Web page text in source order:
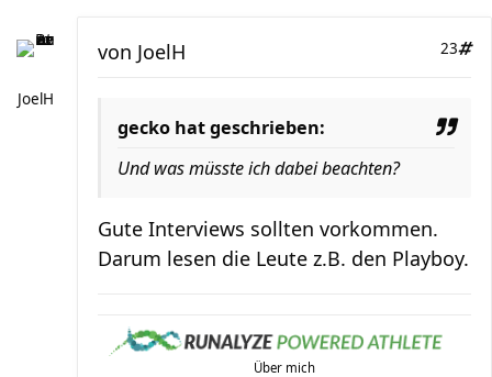
JoelH
23
von JoelH
gecko hat geschrieben:
Und was müsste ich dabei beachten?
Gute Interviews sollten vorkommen.
Darum lesen die Leute z.B. den Playboy.
Über mich